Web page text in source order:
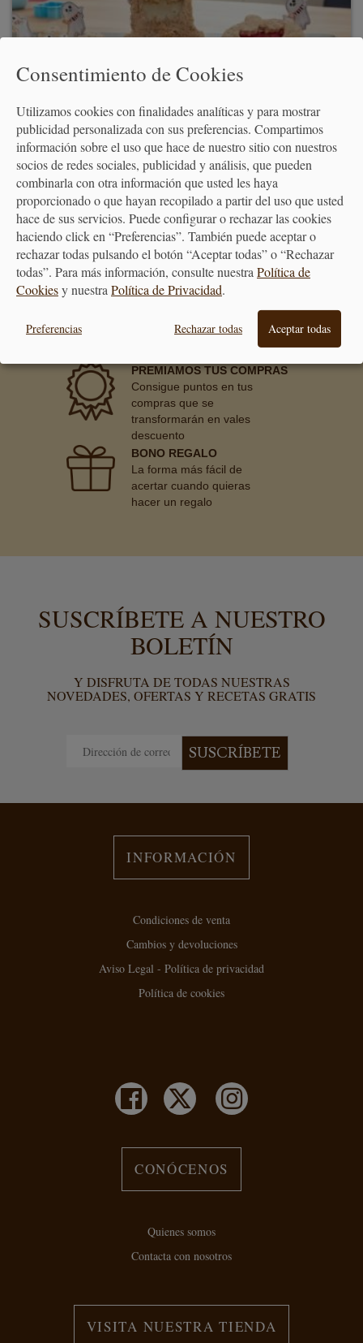
24/10/2026 17:30 - 20:30
¿TRUCO O TRATO?: HALLOWEEN PARA PADRES E
HIJOS
Taller participativo de cocina especial Halloween para padres e hijos
(de 6 a 12 años), una clase donde aprenderás a preparar recetas
terroríficas.
PREMIAMOS TUS COMPRAS
Consigue puntos en tus
compras que se
transformarán en vales
descuento
BONO REGALO
La forma más fácil de
acertar cuando quieras
hacer un regalo
SUSCRÍBETE A NUESTRO
BOLETÍN
Y DISFRUTA DE TODAS NUESTRAS
NOVEDADES, OFERTAS Y RECETAS GRATIS
SUSCRÍBETE
INFORMACIÓN
Condiciones de venta
Cambios y devoluciones
Aviso Legal - Política de privacidad
Política de cookies
CONÓCENOS
Quienes somos
Contacta con nosotros
VISITA NUESTRA TIENDA
Consentimiento de Cookies
Utilizamos cookies con finalidades analíticas y para mostrar
publicidad personalizada con sus preferencias. Compartimos
información sobre el uso que hace de nuestro sitio con nuestros
socios de redes sociales, publicidad y análisis, que pueden
combinarla con otra información que usted les haya
proporcionado o que hayan recopilado a partir del uso que usted
hace de sus servicios. Puede configurar o rechazar las cookies
haciendo click en “Preferencias”. También puede aceptar o
rechazar todas pulsando el botón “Aceptar todas” o “Rechazar
todas”. Para más información, consulte nuestra Política de
Cookiesy nuestra Política de Privacidad.
Preferencias Rechazar todas Aceptar todas